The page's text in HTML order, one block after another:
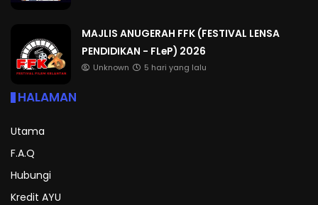
MAJLIS ANUGERAH FFK (FESTIVAL LENSA
PENDIDIKAN - FLeP) 2026
Unknown 5 hari yang lalu
HALAMAN
Utama
F.A.Q
Hubungi
Kredit AYU